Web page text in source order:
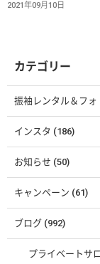
2021年09月10日
カテゴリー
振袖レンタル＆フォ
インスタ (186)
お知らせ (50)
キャンペーン (61)
ブログ (992)
プライベートサ